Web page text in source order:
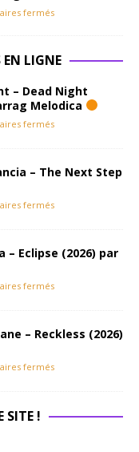
fermés
EN LIGNE
– Dead Night
Melodica
fermés
– The Next Step
fermés
– Eclipse (2026) par
fermés
– Reckless (2026)
fermés
SITE !